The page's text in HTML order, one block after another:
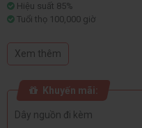
Hiệu suất 85%
Tuổi thọ 100,000 giờ
Output: +12V 45A (540W)
CỔNG KẾT NỐI: 20+4pin * 1 /
Xem thêm
Khuyến mãi:
Dây nguồn đi kèm